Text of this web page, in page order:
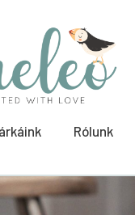
Rólunk